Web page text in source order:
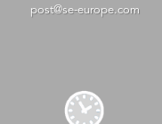
post@se-europe.com